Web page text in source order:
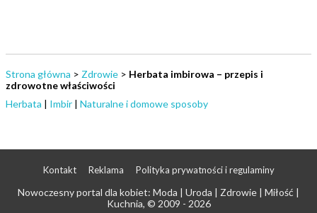
Strona główna > Zdrowie > Herbata imbirowa – przepis i
zdrowotne właściwości
Herbata | Imbir | Naturalne i domowe sposoby
Kontakt Reklama Polityka prywatności i regulaminy
Nowoczesny portal dla kobiet: Moda | Uroda | Zdrowie | Miłość |
Kuchnia, © 2009 - 2026